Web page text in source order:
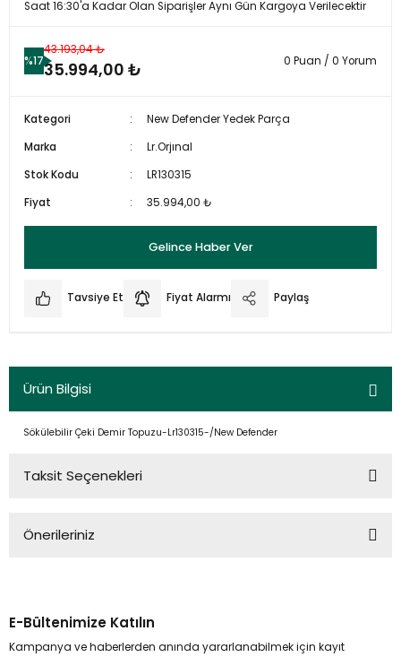
Saat 16:30'a Kadar Olan Siparişler Aynı Gün Kargoya Verilecektir
%17
43.193,04 ₺
35.994,00 ₺ 0 Puan / 0 Yorum
Kategori
New Defender Yedek Parça
Marka
Lr.Orjınal
Stok Kodu
LR130315
Fiyat
35.994,00 ₺
Gelince Haber Ver
Tavsiye Et Fiyat Alarmı Paylaş
Ürün Bilgisi
Sökülebilir Çeki Demir Topuzu-Lr130315-/New Defender
Taksit Seçenekleri
Önerileriniz
kullanarak tarafımıza iletebilirsiniz.
Görüş ve önerileriniz için teşekkür ederiz.
E-Bültenimize Katılın
Kampanya ve haberlerden anında yararlanabilmek için kayıt